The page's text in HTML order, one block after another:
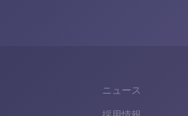
ニュース